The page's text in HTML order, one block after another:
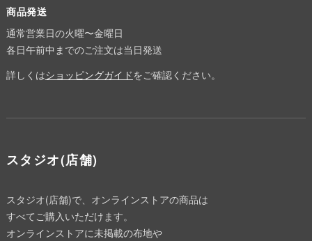
商品発送
通常営業日の火曜〜金曜日
各日午前中までのご注文は当日発送
詳しくはショッピングガイドをご確認ください。
スタジオ(店舗)
スタジオ(店舗)で、オンラインストアの商品は
すべてご購入いただけます。
オンラインストアに未掲載の布地や